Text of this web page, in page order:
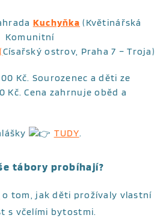
Kuchyňka (Květinářská
Komunitní
(Císařský ostrov, Praha 7 – Troja)
Kč. Sourozenec a děti ze
Kč. Cena zahrnuje oběd a
TUDY.
tábory probíhají?
o tom, jak děti prožívaly vlastní
s včelími bytostmi.